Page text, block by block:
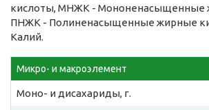
кислоты, МНЖК - Мононенасыщенные
ПНЖК - Полиненасыщенные жирные
Калий.
Микро- и макроэлемент
Моно- и дисахариды, г.